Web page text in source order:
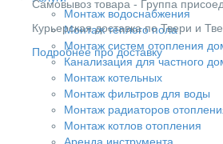
Монтаж водоснабжения
Монтаж теплого пола
Монтаж систем отопления
Канализация для частного
Монтаж котельных
Монтаж фильтров для воды
Монтаж радиаторов
Монтаж котлов отопления
Cамовывоз товара - Группа
Курьерская доставка по Твери и
Подробнее про доставку